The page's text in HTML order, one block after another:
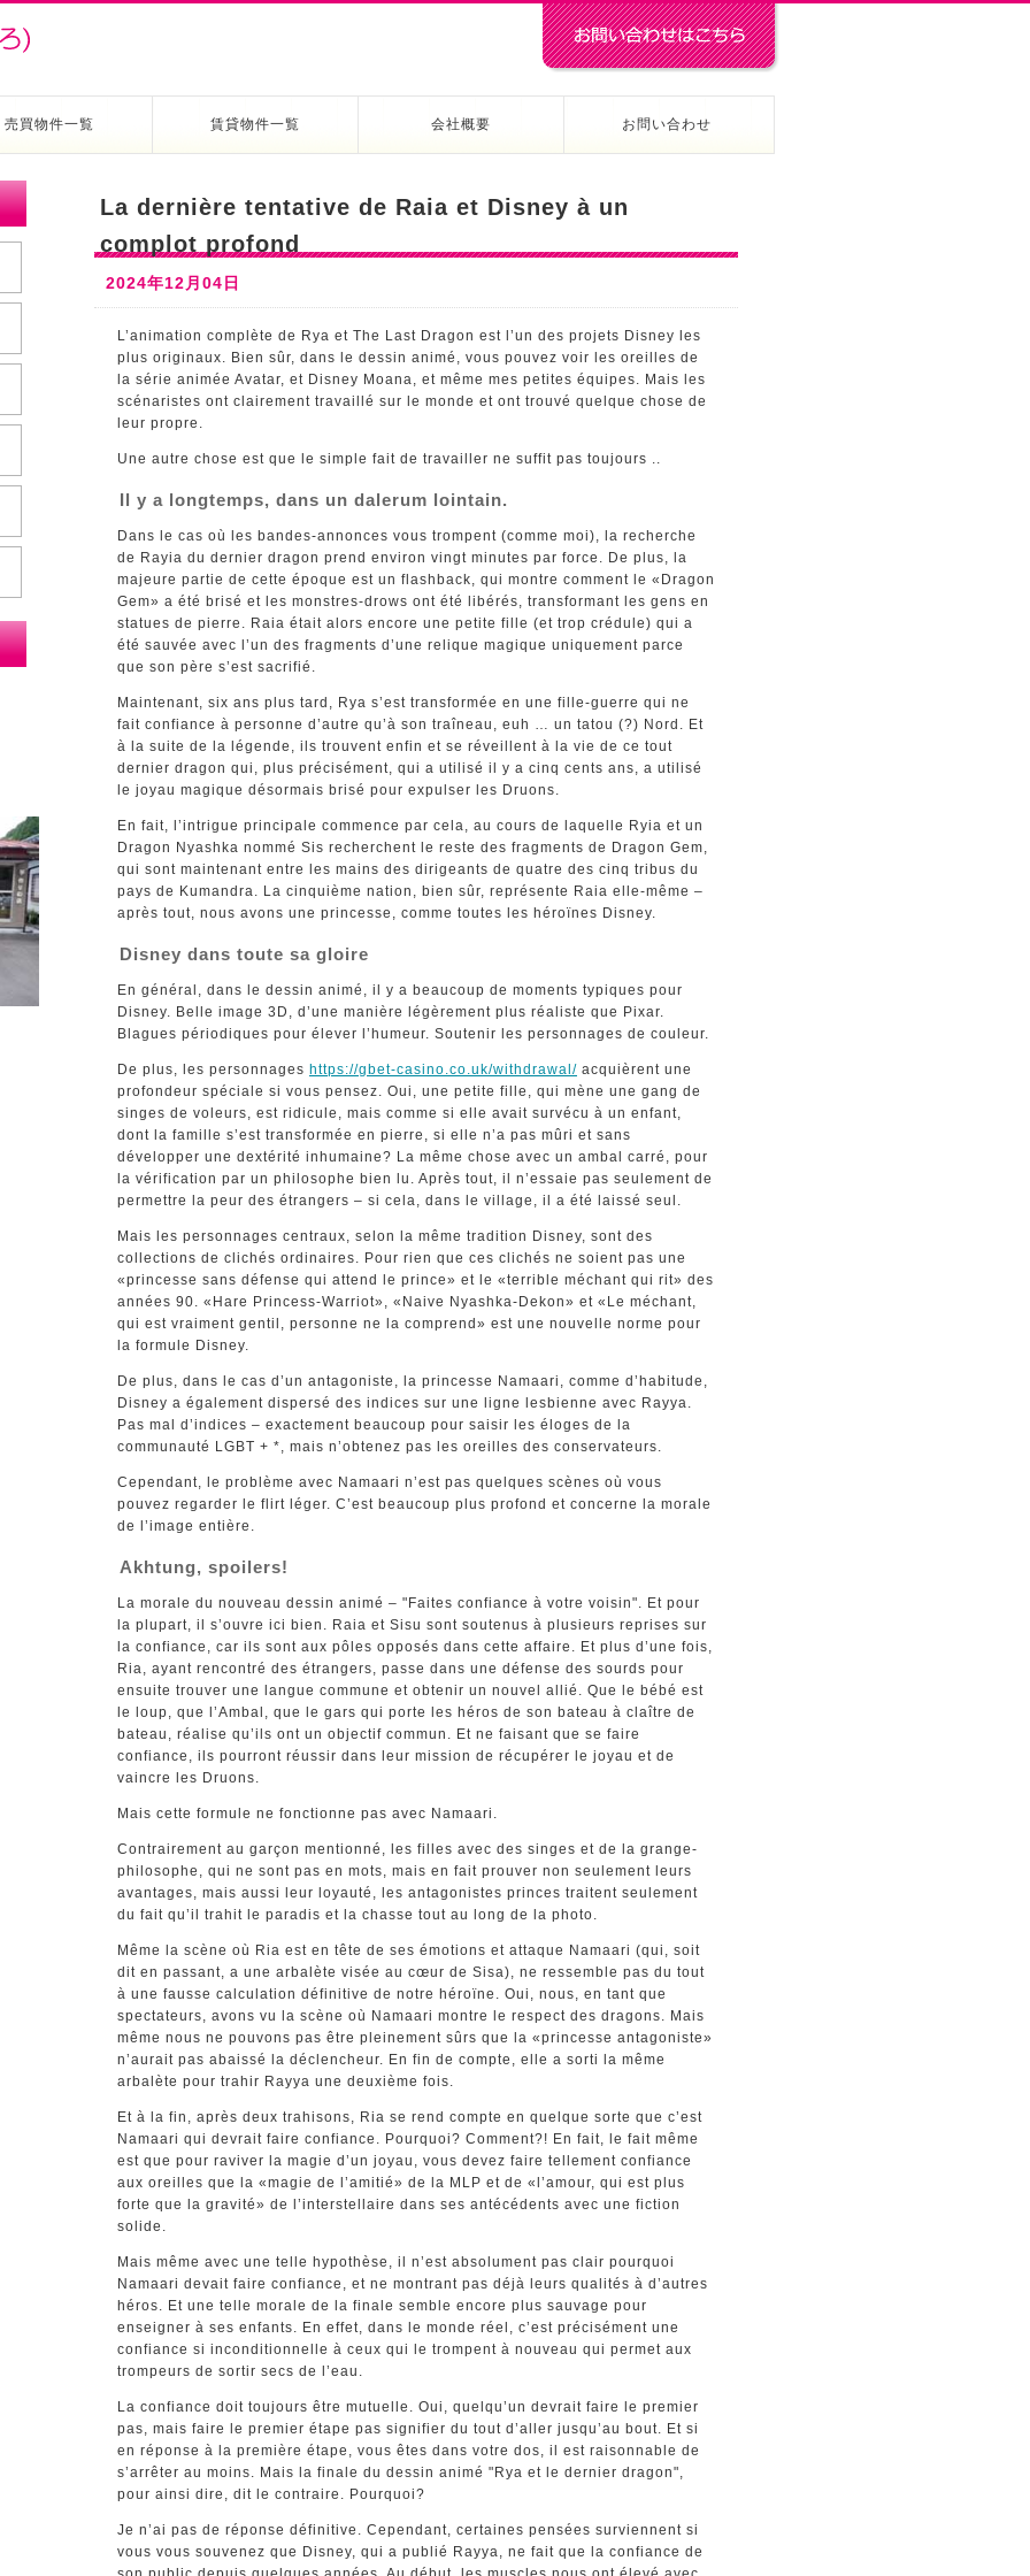
売買物件一覧 賃貸物件一覧 会社概要 お問い合わせ
La dernière tentative de Raia et Disney à un
complot profond
2024年12月04日
L’animation complète de Rya et The Last Dragon est l’un des projets Disney les
plus originaux. Bien sûr, dans le dessin animé, vous pouvez voir les oreilles de
la série animée Avatar, et Disney Moana, et même mes petites équipes. Mais les
scénaristes ont clairement travaillé sur le monde et ont trouvé quelque chose de
leur propre.
Une autre chose est que le simple fait de travailler ne suffit pas toujours ..
Il y a longtemps, dans un dalerum lointain.
Dans le cas où les bandes-annonces vous trompent (comme moi), la recherche
de Rayia du dernier dragon prend environ vingt minutes par force. De plus, la
majeure partie de cette époque est un flashback, qui montre comment le «Dragon
Gem» a été brisé et les monstres-drows ont été libérés, transformant les gens en
statues de pierre. Raia était alors encore une petite fille (et trop crédule) qui a
été sauvée avec l’un des fragments d’une relique magique uniquement parce
que son père s’est sacrifié.
Maintenant, six ans plus tard, Rya s’est transformée en une fille-guerre qui ne
fait confiance à personne d’autre qu’à son traîneau, euh … un tatou (?) Nord. Et
à la suite de la légende, ils trouvent enfin et se réveillent à la vie de ce tout
dernier dragon qui, plus précisément, qui a utilisé il y a cinq cents ans, a utilisé
le joyau magique désormais brisé pour expulser les Druons.
En fait, l’intrigue principale commence par cela, au cours de laquelle Ryia et un
Dragon Nyashka nommé Sis recherchent le reste des fragments de Dragon Gem,
qui sont maintenant entre les mains des dirigeants de quatre des cinq tribus du
pays de Kumandra. La cinquième nation, bien sûr, représente Raia elle-même –
après tout, nous avons une princesse, comme toutes les héroïnes Disney.
Disney dans toute sa gloire
En général, dans le dessin animé, il y a beaucoup de moments typiques pour
Disney. Belle image 3D, d’une manière légèrement plus réaliste que Pixar.
Blagues périodiques pour élever l’humeur. Soutenir les personnages de couleur.
De plus, les personnages https://gbet-casino.co.uk/withdrawal/ acquièrent une
profondeur spéciale si vous pensez. Oui, une petite fille, qui mène une gang de
singes de voleurs, est ridicule, mais comme si elle avait survécu à un enfant,
dont la famille s’est transformée en pierre, si elle n’a pas mûri et sans
développer une dextérité inhumaine? La même chose avec un ambal carré, pour
la vérification par un philosophe bien lu. Après tout, il n’essaie pas seulement de
permettre la peur des étrangers – si cela, dans le village, il a été laissé seul.
Mais les personnages centraux, selon la même tradition Disney, sont des
collections de clichés ordinaires. Pour rien que ces clichés ne soient pas une
«princesse sans défense qui attend le prince» et le «terrible méchant qui rit» des
années 90. «Hare Princess-Warriot», «Naive Nyashka-Dekon» et «Le méchant,
qui est vraiment gentil, personne ne la comprend» est une nouvelle norme pour
la formule Disney.
De plus, dans le cas d’un antagoniste, la princesse Namaari, comme d’habitude,
Disney a également dispersé des indices sur une ligne lesbienne avec Rayya.
Pas mal d’indices – exactement beaucoup pour saisir les éloges de la
communauté LGBT + *, mais n’obtenez pas les oreilles des conservateurs.
Cependant, le problème avec Namaari n’est pas quelques scènes où vous
pouvez regarder le flirt léger. C’est beaucoup plus profond et concerne la morale
de l’image entière.
Akhtung, spoilers!
La morale du nouveau dessin animé – "Faites confiance à votre voisin". Et pour
la plupart, il s’ouvre ici bien. Raia et Sisu sont soutenus à plusieurs reprises sur
la confiance, car ils sont aux pôles opposés dans cette affaire. Et plus d’une fois,
Ria, ayant rencontré des étrangers, passe dans une défense des sourds pour
ensuite trouver une langue commune et obtenir un nouvel allié. Que le bébé est
le loup, que l’Ambal, que le gars qui porte les héros de son bateau à claître de
bateau, réalise qu’ils ont un objectif commun. Et ne faisant que se faire
confiance, ils pourront réussir dans leur mission de récupérer le joyau et de
vaincre les Druons.
Mais cette formule ne fonctionne pas avec Namaari.
Contrairement au garçon mentionné, les filles avec des singes et de la grange-
philosophe, qui ne sont pas en mots, mais en fait prouver non seulement leurs
avantages, mais aussi leur loyauté, les antagonistes princes traitent seulement
du fait qu’il trahit le paradis et la chasse tout au long de la photo.
Même la scène où Ria est en tête de ses émotions et attaque Namaari (qui, soit
dit en passant, a une arbalète visée au cœur de Sisa), ne ressemble pas du tout
à une fausse calculation définitive de notre héroïne. Oui, nous, en tant que
spectateurs, avons vu la scène où Namaari montre le respect des dragons. Mais
même nous ne pouvons pas être pleinement sûrs que la «princesse antagoniste»
n’aurait pas abaissé la déclencheur. En fin de compte, elle a sorti la même
arbalète pour trahir Rayya une deuxième fois.
Et à la fin, après deux trahisons, Ria se rend compte en quelque sorte que c’est
Namaari qui devrait faire confiance. Pourquoi? Comment?! En fait, le fait même
est que pour raviver la magie d’un joyau, vous devez faire tellement confiance
aux oreilles que la «magie de l’amitié» de la MLP et de «l’amour, qui est plus
forte que la gravité» de l’interstellaire dans ses antécédents avec une fiction
solide.
Mais même avec une telle hypothèse, il n’est absolument pas clair pourquoi
Namaari devait faire confiance, et ne montrant pas déjà leurs qualités à d’autres
héros. Et une telle morale de la finale semble encore plus sauvage pour
enseigner à ses enfants. En effet, dans le monde réel, c’est précisément une
confiance si inconditionnelle à ceux qui le trompent à nouveau qui permet aux
trompeurs de sortir secs de l’eau.
La confiance doit toujours être mutuelle. Oui, quelqu’un devrait faire le premier
pas, mais faire le premier étape pas signifier du tout d’aller jusqu’au bout. Et si
en réponse à la première étape, vous êtes dans votre dos, il est raisonnable de
s’arrêter au moins. Mais la finale du dessin animé "Rya et le dernier dragon",
pour ainsi dire, dit le contraire. Pourquoi?
Je n’ai pas de réponse définitive. Cependant, certaines pensées surviennent si
vous vous souvenez que Disney, qui a publié Rayya, ne fait que la confiance de